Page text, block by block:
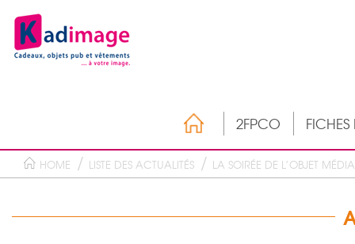
2FPCO
HOME LISTE DES ACTUALITÉS LA SOIRÉE DE L’OBJET